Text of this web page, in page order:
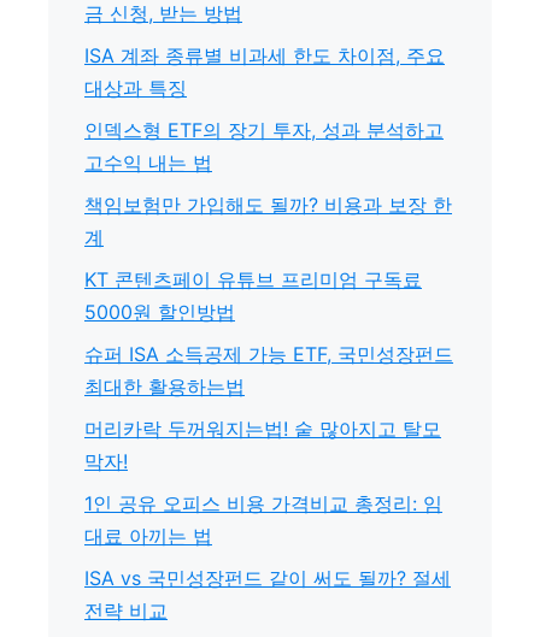
금 신청, 받는 방법
ISA 계좌 종류별 비과세 한도 차이점, 주요
대상과 특징
인덱스형 ETF의 장기 투자, 성과 분석하고
고수익 내는 법
책임보험만 가입해도 될까? 비용과 보장 한
계
KT 콘텐츠페이 유튜브 프리미엄 구독료
5000원 할인방법
슈퍼 ISA 소득공제 가능 ETF, 국민성장펀드
최대한 활용하는법
머리카락 두꺼워지는법! 숱 많아지고 탈모
막자!
1인 공유 오피스 비용 가격비교 총정리: 임
대료 아끼는 법
ISA vs 국민성장펀드 같이 써도 될까? 절세
전략 비교